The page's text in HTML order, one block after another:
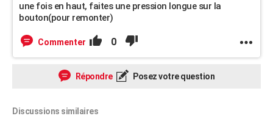
une fois en haut, faites une pression longue sur la
bouton(pour remonter)
Commenter 0
Répondre Posez votre question
Discussions similaires